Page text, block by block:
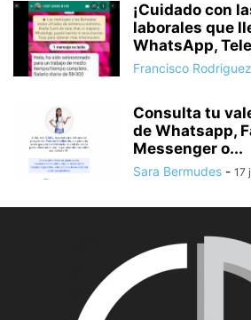
¡Cuidado con
laborales que
WhatsApp,
Francisco Rodriguez
Consulta tu
de Whatsapp,
Messenger o...
Sara Bermudes - 17